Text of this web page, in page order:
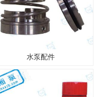
水泵配件